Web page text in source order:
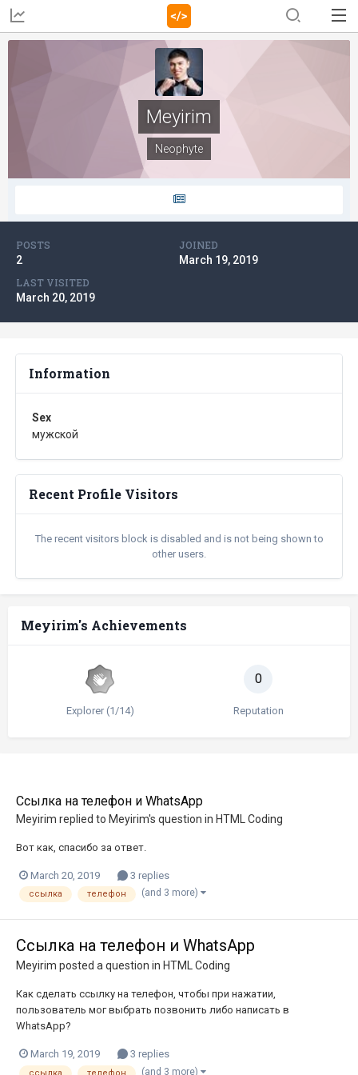
Meyirim
Neophyte
POSTS
2
JOINED
March 19, 2019
LAST VISITED
March 20, 2019
Information
Sex
мужской
Recent Profile Visitors
The recent visitors block is disabled and is not being shown to
other users.
Meyirim's Achievements
Explorer (1/14)
0
Reputation
Ссылка на телефон и WhatsApp
Meyirim replied to Meyirim's question in HTML Coding
Вот как, спасибо за ответ.
March 20, 2019 3 replies
ссылка телефон (and 3 more)
Ссылка на телефон и WhatsApp
Meyirim posted a question in HTML Coding
Как сделать ссылку на телефон, чтобы при нажатии,
пользователь мог выбрать позвонить либо написать в
WhatsApp?
March 19, 2019 3 replies
ссылка телефон (and 3 more)